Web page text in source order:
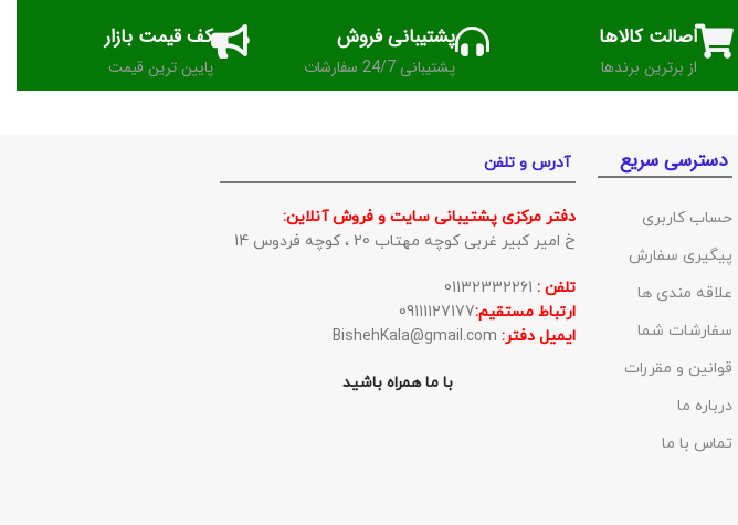
اصالت کالاها
از برترین برندها
پشتیبانی فروش
پشتیبانی 24/7 سفارشات
کف قیمت بازار
پایین ترین قیمت
دسترسی سریع
حساب کاربری
پیگیری سفارش
علاقه مندی ها
سفارشات شما
قوانین و مقررات
درباره ما
تماس با ما
آدرس و تلفن
دفتر مرکزی پشتیبانی سایت و فروش آنلاین:
خ امیر کبیر غربی کوچه مهتاب 20 ، کوچه فردوس 14
تلفن :
ارتباط مستقیم:09111127177
ایمیل دفتر:
با ما همراه باشید